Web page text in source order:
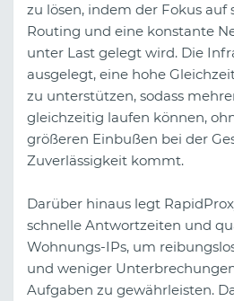
zu lösen, indem der Fokus auf
Routing und eine konstante
unter Last gelegt wird. Die
ausgelegt, eine hohe
zu unterstützen, sodass
gleichzeitig laufen können,
größeren Einbußen bei der
Zuverlässigkeit kommt.
Darüber hinaus legt
schnelle Antwortzeiten und
Wohnungs-IPs, um
und weniger
Aufgaben zu gewährleisten.